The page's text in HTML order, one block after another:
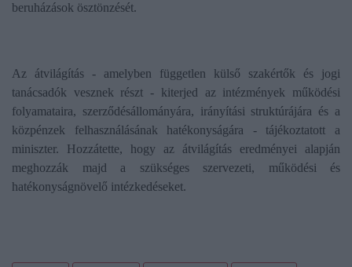
beruházások ösztönzését.
Az átvilágítás - amelyben független külső szakértők és jogi
tanácsadók vesznek részt - kiterjed az intézmények működési
folyamataira, szerződésállományára, irányítási struktúrájára és a
közpénzek felhasználásának hatékonyságára - tájékoztatott a
miniszter. Hozzátette, hogy az átvilágítás eredményei alapján
meghozzák majd a szükséges szervezeti, működési és
hatékonyságnövelő intézkedéseket.